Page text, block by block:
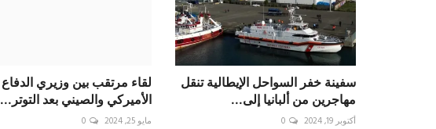
سفينة خفر السواحل الإيطالية تنقل
مهاجرين من ألبانيا إلى...
أكتوبر 19, 2024 0
لقاء مرتقب بين وزيري الدفاع
الأميركي والصيني بعد التوتر...
مايو 25, 2024 0